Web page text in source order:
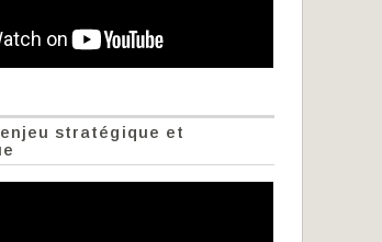
stratégique et